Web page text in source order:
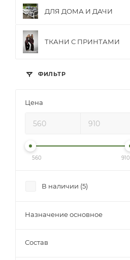
ДЛЯ ДОМА И ДАЧИ
ТКАНИ С ПРИНТАМИ
ФИЛЬТР
Цена
560 910
В наличии (5)
Назначение основное
Состав